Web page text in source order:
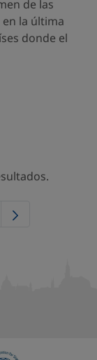
de las
la última
donde el
intermedias